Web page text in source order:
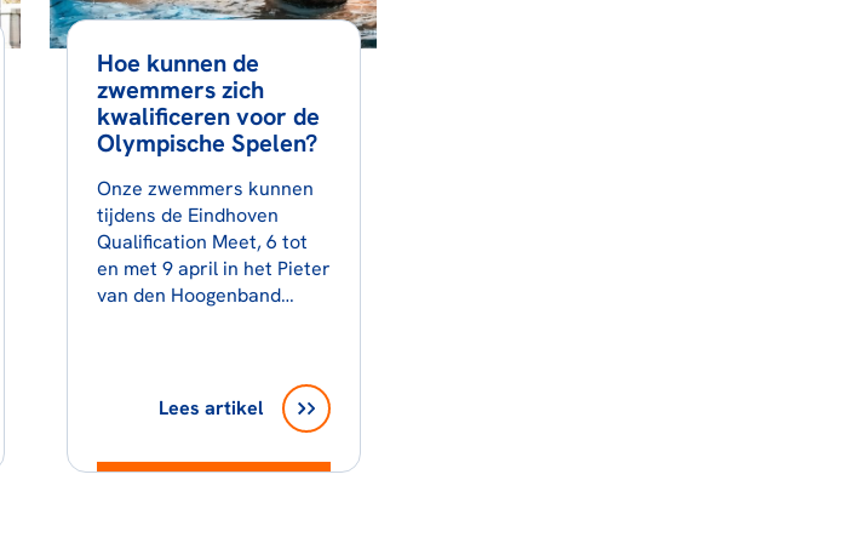
Hoe kunnen de
zwemmers zich
kwalificeren voor de
Olympische Spelen?
Onze zwemmers kunnen
tijdens de Eindhoven
Qualification Meet, 6 tot
en met 9 april in het Pieter
van den Hoogenband…
Lees artikel